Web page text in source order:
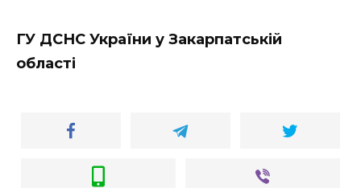
ГУ ДСНС України у Закарпатській
області